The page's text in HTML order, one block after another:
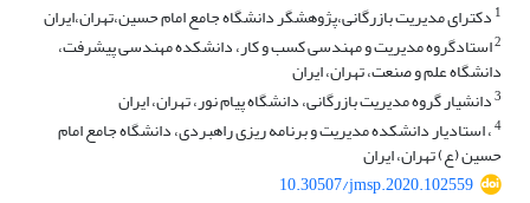
1 دکترای مدیریت بازرگانی،پژوهشگر دانشگاه جامع امام حسین،تهران،ایران
2استادگروه مدیریت و مهندسی کسب و کار، دانشکده مهندسی پیشرفت،
دانشگاه علم و صنعت، تهران، ایران
3دانشیار گروه مدیریت بازرگانی، دانشگاه پیام نور، تهران، ایران
4، استادیار دانشکده مدیریت و برنامه ریزی راهبردی، دانشگاه جامع امام
حسین (ع) تهران، ایران
10.30507/jmsp.2020.102559